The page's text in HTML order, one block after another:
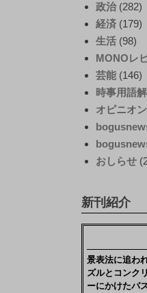
政治(282)
経済 (179)
生活 (98)
MONOレ
芸能 (146)
時事用語
オピニオン
おしらせ
新刊紹介
景表法に追わ
ズルとコンク
ーにかけたパ